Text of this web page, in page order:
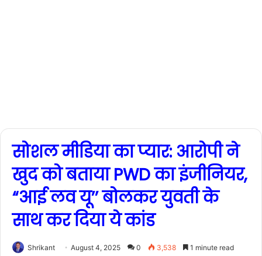
सोशल मीडिया का प्यार: आरोपी ने
खुद को बताया PWD का इंजीनियर,
“आई लव यू’’ बोलकर युवती के
साथ कर दिया ये कांड
Shrikant August 4, 2025 0 3,538 1 minute read